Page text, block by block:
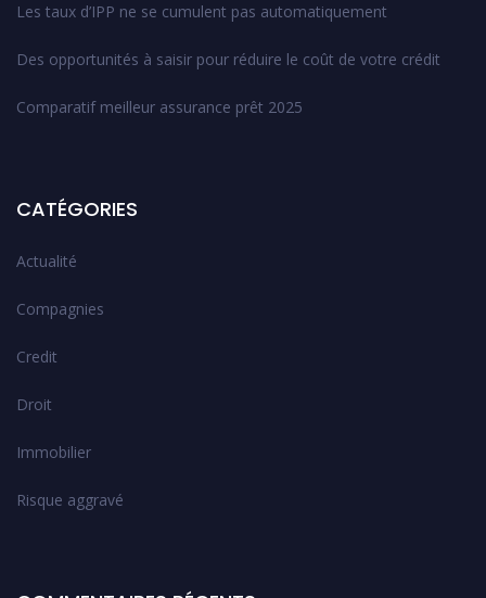
Les taux d’IPP ne se cumulent pas automatiquement
Des opportunités à saisir pour réduire le coût de votre crédit
Comparatif meilleur assurance prêt 2025
CATÉGORIES
Actualité
Compagnies
Credit
Droit
Immobilier
Risque aggravé